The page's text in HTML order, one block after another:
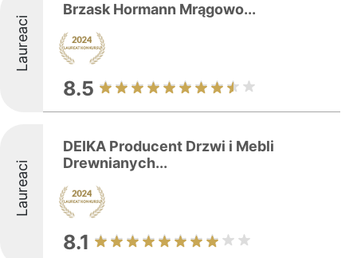
Laureaci
Brzask Hormann Mrągowo...
8.5
Laureaci
DEIKA Producent Drzwi i Mebli
Drewnianych...
8.1